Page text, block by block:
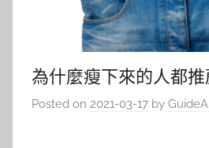
為什麼瘦下來的人都推
Posted on 2021-03-17 by